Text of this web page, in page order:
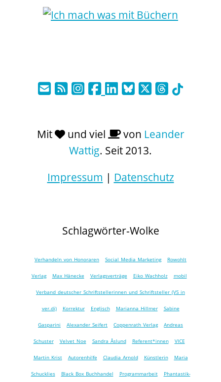
Mit und viel von Leander
Wattig. Seit 2013.
Impressum | Datenschutz
Schlagwörter-Wolke
Verhandeln von Honoraren Social Media Marketing Rowohlt
Verlag Max Hänecke Verlagsverträge Eiko Wachholz mobil
Verband deutscher Schriftstellerinnen und Schriftsteller (VS in
ver.di) Korrektur Englisch Marianna Hillmer Sabine
Gasparini Alexander Seifert Coppenrath Verlag Andreas
Schuster Velvet Noe Sandra Åslund Referent*innen VICE
Martin Krist Autorenhilfe Claudia Arnold Künstlerin Maria
Schucklies Black Box Buchhandel Programmarbeit Phantastik-